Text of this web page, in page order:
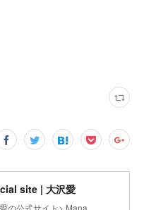
site | 大沢愛
の公式サイト> Mana